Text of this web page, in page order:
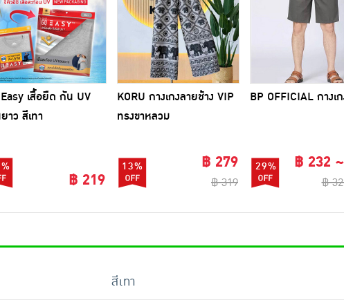
Easy เสื้อยืด กัน UV
าว สีเทา
฿ 219
KORU กางเกงลายช้าง VIP
ทรงขาหลวม
13% ฿ 279
฿ 319
BP OFFICIAL กางเ
29% ฿ 232
฿
สีเทา